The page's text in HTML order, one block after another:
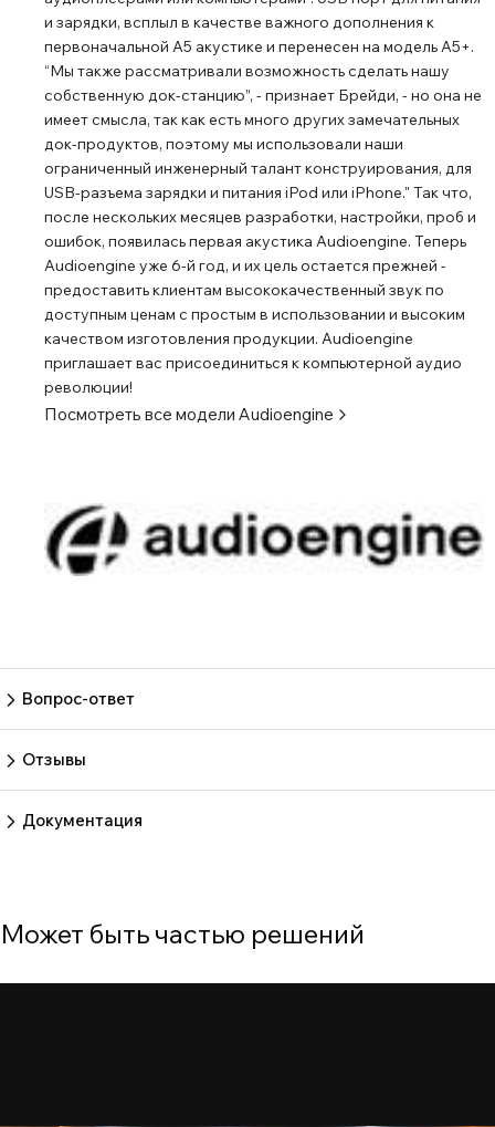
и зарядки, всплыл в качестве важного дополнения к
первоначальной A5 акустике и перенесен на модель A5+.
“Мы также рассматривали возможность сделать нашу
собственную док-станцию”, - признает Брейди, - но она не
имеет смысла, так как есть много других замечательных
док-продуктов, поэтому мы использовали наши
ограниченный инженерный талант конструирования, для
USB-разъема зарядки и питания iPod или iPhone." Так что,
после нескольких месяцев разработки, настройки, проб и
ошибок, появилась первая акустика Audioengine. Теперь
Audioengine уже 6-й год, и их цель остается прежней -
предоставить клиентам высококачественный звук по
доступным ценам с простым в использовании и высоким
качеством изготовления продукции. Audioengine
приглашает вас присоединиться к компьютерной аудио
революции!
Посмотреть все модели Audioengine
Вопрос-ответ
Отзывы
Документация
Может быть частью решений